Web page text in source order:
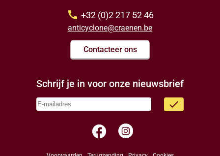
call +32 (0)2 217 52 46
anticyclone@craenen.be
Contacteer ons
Schrijf je in voor onze nieuwsbrief
done
facebook